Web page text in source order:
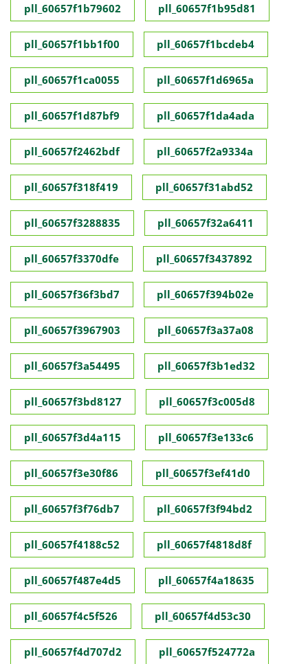
pll_60657f1b79602 pll_60657f1b95d81
pll_60657f1bb1f00 pll_60657f1bcdeb4
pll_60657f1ca0055 pll_60657f1d6965a
pll_60657f1d87bf9 pll_60657f1da4ada
pll_60657f2462bdf pll_60657f2a9334a
pll_60657f318f419 pll_60657f31abd52
pll_60657f3288835 pll_60657f32a6411
pll_60657f3370dfe pll_60657f3437892
pll_60657f36f3bd7 pll_60657f394b02e
pll_60657f3967903 pll_60657f3a37a08
pll_60657f3a54495 pll_60657f3b1ed32
pll_60657f3bd8127 pll_60657f3c005d8
pll_60657f3d4a115 pll_60657f3e133c6
pll_60657f3e30f86 pll_60657f3ef41d0
pll_60657f3f76db7 pll_60657f3f94bd2
pll_60657f4188c52 pll_60657f4818d8f
pll_60657f487e4d5 pll_60657f4a18635
pll_60657f4c5f526 pll_60657f4d53c30
pll_60657f4d707d2 pll_60657f524772a